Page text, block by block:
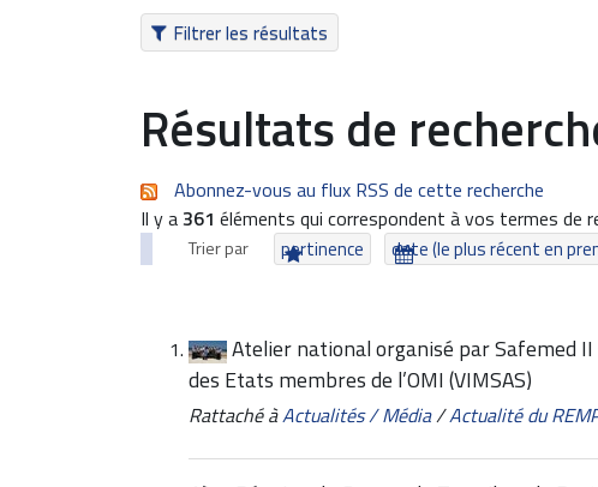
Filtrer les résultats
Résultats de
Abonnez-vous au flux RSS de cette recherche
Il y a361 éléments qui correspondent à vos termes de
Trier par pertinence date (le plus récent en
Atelier national organisé par Safemed
des Etats membres de l’OMI (VIMSAS)
Rattaché àActualités / Média/Actualité du